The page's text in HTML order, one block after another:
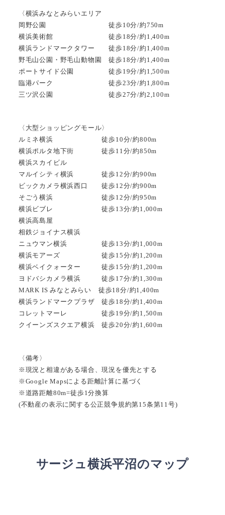
〈横浜みなとみらいエリア
岡野公園 徒歩10分/約750m
横浜美術館 徒歩18分/約1,400m
横浜ランドマークタワー 徒歩18分/約1,400m
野毛山公園・野毛山動物園 徒歩18分/約1,400m
ポートサイド公園 徒歩19分/約1,500m
臨港パーク 徒歩23分/約1,800m
三ツ沢公園 徒歩27分/約2,100m
〈大型ショッピングモール〉
ルミネ横浜 徒歩10分/約800m
横浜ポルタ地下街 徒歩11分/約850m
横浜スカイビル
マルイシティ横浜 徒歩12分/約900m
ビックカメラ横浜西口 徒歩12分/約900m
そごう横浜 徒歩12分/約950m
横浜ビブレ 徒歩13分/約1,000m
横浜高島屋
相鉄ジョイナス横浜
ニュウマン横浜 徒歩13分/約1,000m
横浜モアーズ 徒歩15分/約1,200m
横浜ベイクォーター 徒歩15分/約1,200m
ヨドバシカメラ横浜 徒歩17分/約1,300m
MARK IS みなとみらい 徒歩18分/約1,400m
横浜ランドマークプラザ 徒歩18分/約1,400m
コレットマーレ 徒歩19分/約1,500m
クイーンズスクエア横浜 徒歩20分/約1,600m
〈備考〉
※現況と相違がある場合、現況を優先とする
※Google Mapsによる距離計算に基づく
※道路距離80m=徒歩1分換算
(不動産の表示に関する公正競争規約第15条第11号)
サージュ横浜平沼のマップ